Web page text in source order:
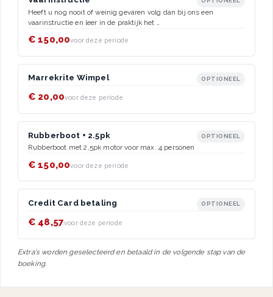
Heeft u nog nooit of weinig gevaren volg dan bij ons een
vaarinstructie en leer in de praktijk het …
€ 150,00voor deze periode
Marrekrite Wimpel OPTIONEEL
€ 20,00voor deze periode
Rubberboot + 2.5pk OPTIONEEL
Rubberboot met 2,5pk motor voor max. 4 personen
€ 150,00voor deze periode
Credit Card betaling OPTIONEEL
€ 48,57voor deze periode
Extra's worden geselecteerd en betaald in de volgende stap van de
boeking.